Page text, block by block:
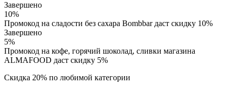
Завершено
10%
Промокод на сладости без сахара Bombbar даст скидку 10%
Завершено
5%
Промокод на кофе, горячий шоколад, сливки магазина
ALMAFOOD даст скидку 5%
Скидка 20% по любимой категории